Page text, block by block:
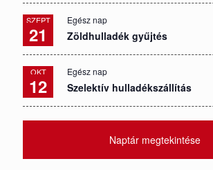
SZEPT
21
Egész nap
Zöldhulladék gyűjtés
OKT
12
Egész nap
Szelektív hulladékszállítás
Naptár megtekintése